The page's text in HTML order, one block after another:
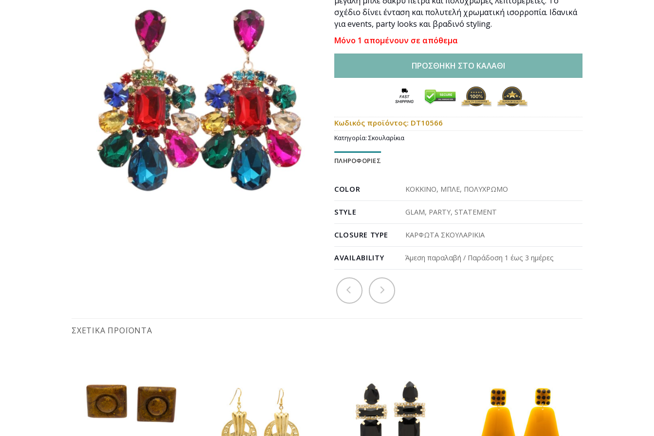
σχέδιο δίνει ένταση και πολυτελή χρωματική ισορροπία. Ιδανικά
για events, party looks και βραδινό styling.
Μόνο 1 απομένουν σε απόθεμα
ΠΡΟΣΘΉΚΗ ΣΤΟ ΚΑΛΆΘΙ
Κωδικός προϊόντος: DT10566
Κατηγορία: Σκουλαρίκια
ΠΛΗΡΟΦΟΡΊΕΣ
COLOR ΚΟΚΚΙΝΟ, ΜΠΛΕ, ΠΟΛΥΧΡΩΜΟ
STYLE GLAM, PARTY, STATEMENT
CLOSURE TYPE ΚΑΡΦΩΤΑ ΣΚΟΥΛΑΡΙΚΙΑ
AVAILABILITY Άμεση παραλαβή / Παράδοση 1 έως 3 ημέρες
ΣΧΕΤΙΚΆ ΠΡΟΪΌΝΤΑ
Προσθήκη
στη
wishlist
Προσθήκη
Προσθήκη
wishlist